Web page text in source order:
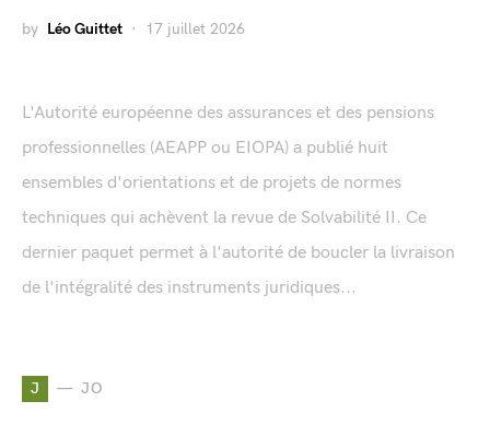
by Léo Guittet 17 juillet 2026
L'Autorité européenne des assurances et des pensions
professionnelles (AEAPP ou EIOPA) a publié huit
ensembles d'orientations et de projets de normes
techniques qui achèvent la revue de Solvabilité II. Ce
dernier paquet permet à l'autorité de boucler la livraison
de l'intégralité des instruments juridiques...
J JO